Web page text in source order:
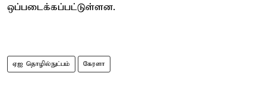
ஒப்படைக்கப்பட்டுள்ளன.
ஏஐ தொழில்நுட்பம் கேரளா